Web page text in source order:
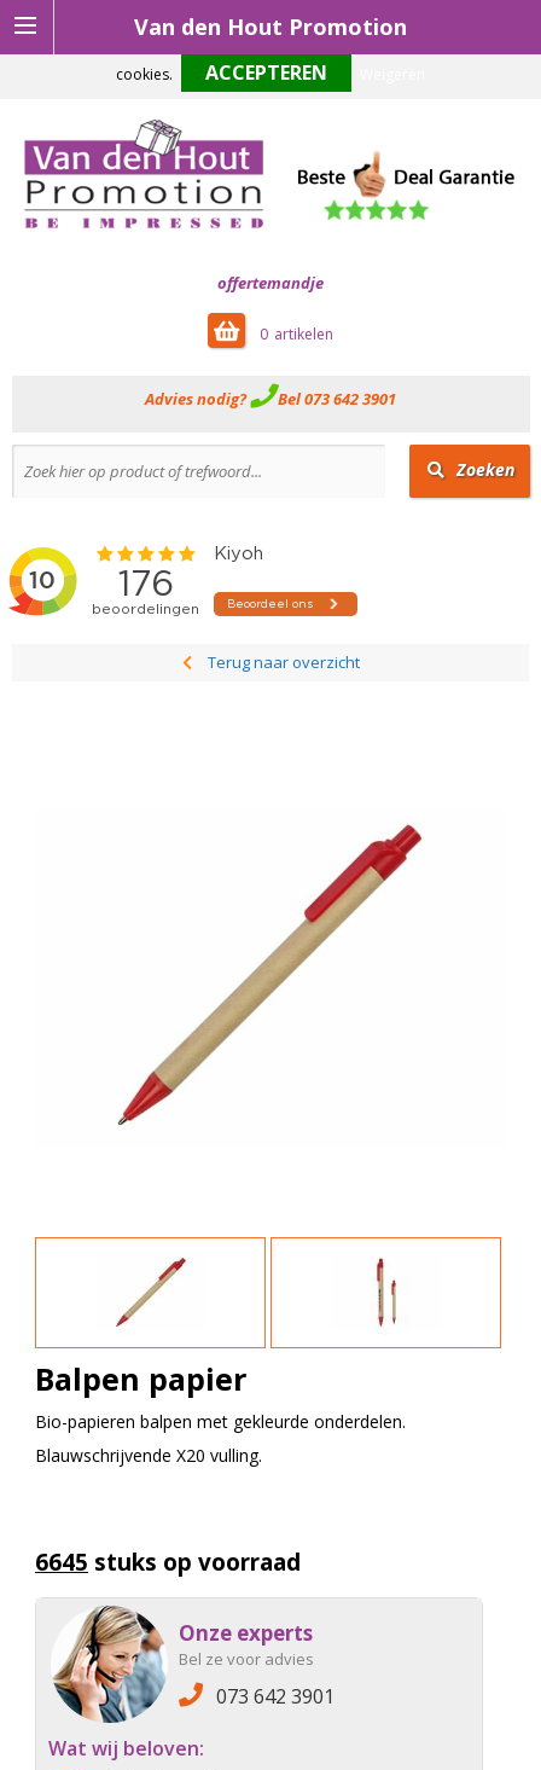
Van den Hout Promotion
offertemandje
0
Advies nodig? Bel 073 642 3901
Zoeken
Terug naar overzicht
Balpen papier
Bio-papieren balpen met gekleurde onderdelen.
Blauwschrijvende X20 vulling.
6645 stuks op voorraad
Onze experts
Bel ze voor advies
073 642 3901
Wat wij beloven:
Om onze website optimaal te laten functioneren maken wij gebruik van
cookies.